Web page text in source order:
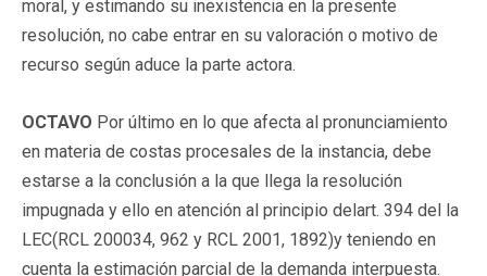
moral, y estimando su inexistencia en la presente
resolución, no cabe entrar en su valoración o motivo de
recurso según aduce la parte actora.
OCTAVO Por último en lo que afecta al pronunciamiento
en materia de costas procesales de la instancia, debe
estarse a la conclusión a la que llega la resolución
impugnada y ello en atención al principio delart. 394 del la
LEC(RCL 200034, 962 y RCL 2001, 1892)y teniendo en
cuenta la estimación parcial de la demanda interpuesta.